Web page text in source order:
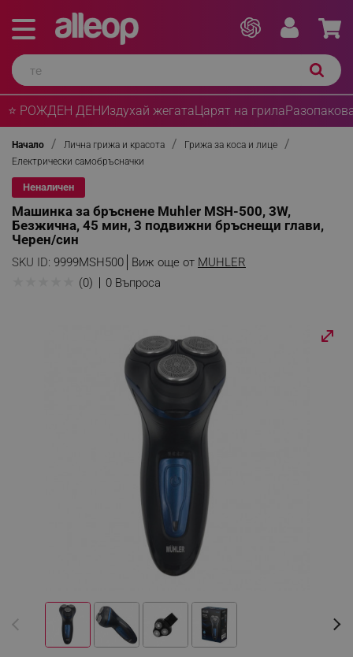
⭐ РОЖДЕН ДЕНИздухай жегатаЦарят на грила
Начало Лична грижа и красота
Грижа за коса и лице
Електрически самобръсначки
Неналичен
Машинка за бръснене Muhler MSH-500, 3W,
Безжична, 45 мин, 3 подвижни бръснещи глави,
Черен/син
SKU ID: 9999MSH500 Виж още от MUHLER
(0) 0 Въпроса